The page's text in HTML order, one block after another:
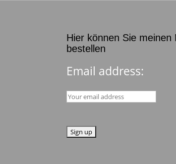
Hier können Sie meinen
bestellen
Email address: